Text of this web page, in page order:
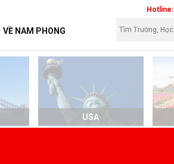
Hotline:
VỀ NAM PHONG
USA